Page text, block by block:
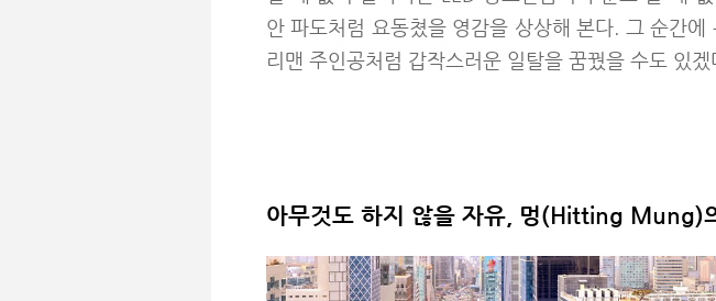
안 파도처럼 요동쳤을 영감을 상상해 본다. 그 순간
리맨 주인공처럼 갑작스러운 일탈을 꿈꿨을 수도 있
아무것도 하지 않을 자유, 멍(Hitting Mung)